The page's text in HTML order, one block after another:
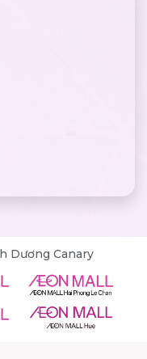
Dương Canary